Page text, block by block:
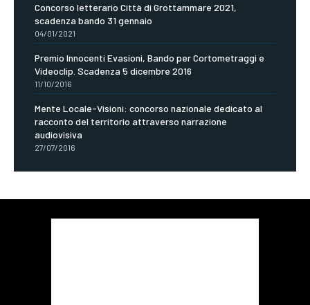
Concorso letterario Città di Grottammare 2021,
scadenza bando 31 gennaio
04/01/2021
Premio Innocenti Evasioni, Bando per Cortometraggi e
Videoclip. Scadenza 5 dicembre 2016
11/10/2016
Mente Locale-Visioni: concorso nazionale dedicato al
racconto del territorio attraverso narrazione
audiovisiva
27/07/2016